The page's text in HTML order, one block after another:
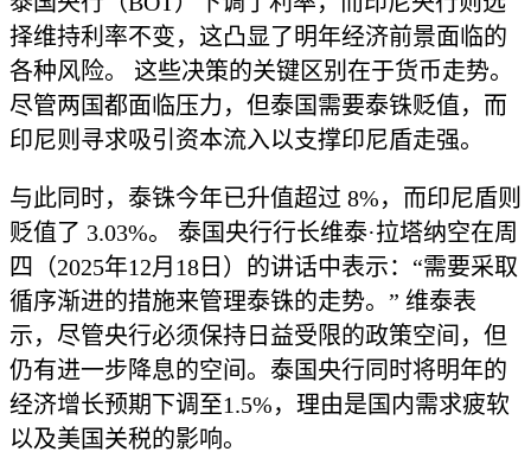
择维持利率不变，这凸显了明年经济前景面临的
各种风险。 这些决策的关键区别在于货币走势。
尽管两国都面临压力，但泰国需要泰铢贬值，而
印尼则寻求吸引资本流入以支撑印尼盾走强。
与此同时，泰铢今年已升值超过 8%，而印尼盾则
贬值了 3.03%。 泰国央行行长维泰·拉塔纳空在周
四（2025年12月18日）的讲话中表示：“需要采取
循序渐进的措施来管理泰铢的走势。” 维泰表
示，尽管央行必须保持日益受限的政策空间，但
仍有进一步降息的空间。泰国央行同时将明年的
经济增长预期下调至1.5%，理由是国内需求疲软
以及美国关税的影响。